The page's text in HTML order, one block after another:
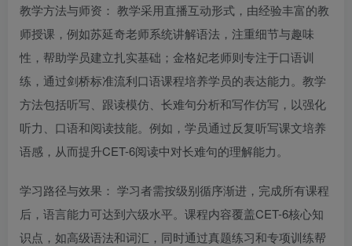
‌教学方法与师资：‌ 教学采用直播互动形式，由经验丰富的教
师授课，例如苏延奇老师系统讲解语法，注重细节与趣味
性，帮助学员建立扎实基础；金格妃老师则专注于口语训
练，通过剑桥标准流利口语课程培养学员的表达能力。教学
方法包括听写、跟读模仿、长难句分析和写作仿写，以强化
听力、口语和阅读技能。例如，学员通过反复听写课文培养
语感，从而提升CET-6阅读中对长难句的理解能力。‌
‌学习路径与效果：‌ 学习者需按级别循序渐进，完成所有课程
后，语言能力可达到六级水平。课程内容覆盖CET-6核心知
识点，如高级语法和词汇，同时通过真题练习和专项训练帮